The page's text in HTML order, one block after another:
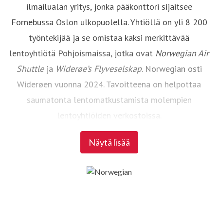
ilmailualan yritys, jonka pääkonttori sijaitsee
Fornebussa Oslon ulkopuolella. Yhtiöllä on yli 8 200
työntekijää ja se omistaa kaksi merkittävää
lentoyhtiötä Pohjoismaissa, jotka ovat Norwegian Air
Shuttleja Widerøe’s Flyveselskap. Norwegian osti
Widerøen vuonna 2024. Tavoitteena on helpottaa
saumatonta lentomatkustamista molempien
lentoyhtiöiden verkostoissa.
Norwegian Air Shuttleon suurin norjalainen
tarjoaa laajan reittiverkoston Pohjoismaiden ja
Näytä lisää